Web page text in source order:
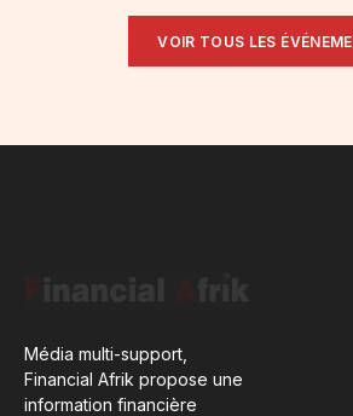
VOIR TOUS LES
Média multi-support,
Financial Afrik propose une
information financière